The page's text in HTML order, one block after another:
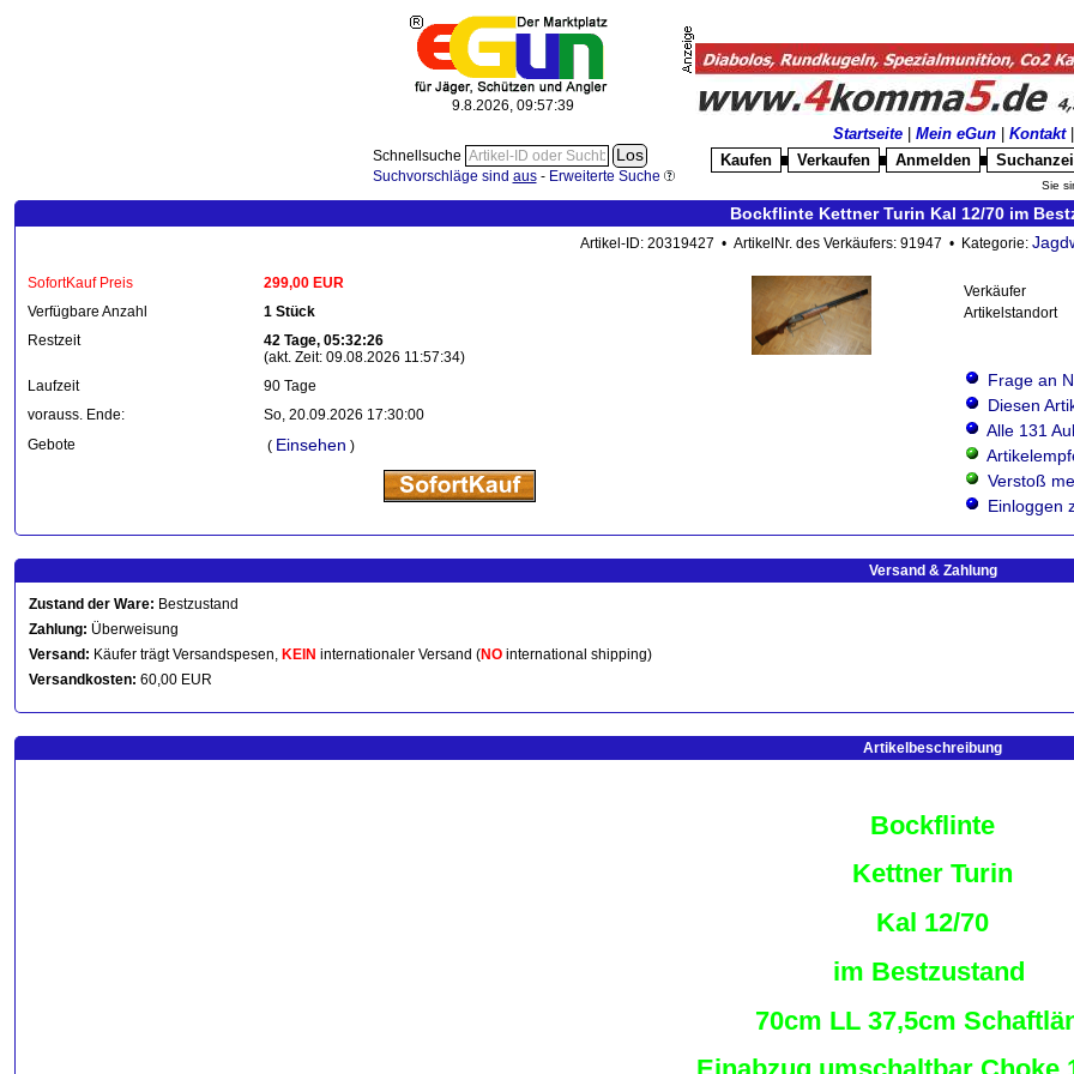
9.8.2026, 09:57:42
Schnellsuche
Suchvorschläge sind aus- Erweiterte Suche
Startseite Mein eGun Kontakt|
Kaufen
Verkaufen Anmelden
Sie
Bockflinte Kettner Turin Kal 12/70 im
Artikel-ID: 20319427 • ArtikelNr. des Verkäufers: 91947 • Kategorie:
SofortKauf Preis
299,00 EUR
Verfügbare Anzahl
1 Stück
Restzeit
42 Tage, 05:32:26
(akt. Zeit: 09.08.2026 11:57:34)
Laufzeit
90 Tage
vorauss. Ende:
So, 20.09.2026 17:30:00
Gebote
( Einsehen )
Verkäufer
Artikelstandort
Frage an
Diesen
Alle 131
Verstoß
Einloggen
Versand & Zahlung
Zustand der Ware: Bestzustand
Zahlung: Überweisung
Versand: Käufer trägt Versandspesen, KEIN internationaler Versand (NO international shipping)
Versandkosten: 60,00 EUR
Artikelbeschreibung
Bockflinte
Kettner Turin
Kal 12/70
im Bestzustand
70cm LL 37,5cm